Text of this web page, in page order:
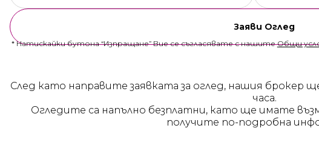
Заяви Оглед
* Натискайки бутона “Изпращане” Вие се съгласявате с нашитеОбщи
След като направите заявката за оглед, нашия брокер
часа.
Огледите са напълно безплатни, като ще имате
получите по-подробна